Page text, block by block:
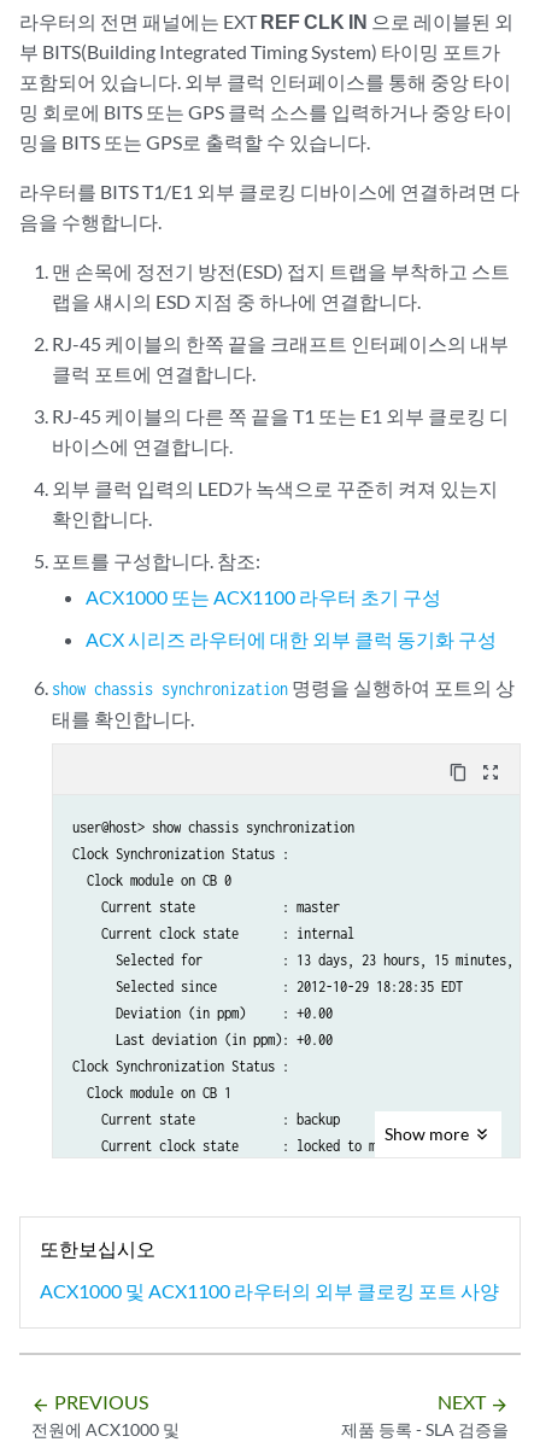
라우터의 전면 패널에는 EXTREF CLK IN 으로 레이블된 외
부 BITS(Building Integrated Timing System) 타이밍 포트가
포함되어 있습니다. 외부 클럭 인터페이스를 통해 중앙 타이
밍 회로에 BITS 또는 GPS 클럭 소스를 입력하거나 중앙 타이
밍을 BITS 또는 GPS로 출력할 수 있습니다.
라우터를 BITS T1/E1 외부 클로킹 디바이스에 연결하려면 다
음을 수행합니다.
맨 손목에 정전기 방전(ESD) 접지 트랩을 부착하고 스트
랩을 섀시의 ESD 지점 중 하나에 연결합니다.
RJ-45 케이블의 한쪽 끝을 크래프트 인터페이스의 내부
클럭 포트에 연결합니다.
RJ-45 케이블의 다른 쪽 끝을 T1 또는 E1 외부 클로킹 디
바이스에 연결합니다.
외부 클럭 입력의 LED가 녹색으로 꾸준히 켜져 있는지
확인합니다.
포트를 구성합니다. 참조:
ACX1000 또는 ACX1100 라우터 초기 구성
ACX 시리즈 라우터에 대한 외부 클럭 동기화 구성
show chassis synchronization 명령을 실행하여 포트의 상
태를 확인합니다.
content_copy zoom_out_map
user@host> show chassis synchronization
Clock Synchronization Status :
  Clock module on CB 0
    Current state            : master
    Current clock state      : internal
Selected for           : 13 days, 23 hours, 15 minutes, 17
      Selected since         : 2012-10-29 18:28:35 EDT
      Deviation (in ppm)     : +0.00
      Last deviation (in ppm): +0.00
Clock Synchronization Status :
  Clock module on CB 1
    Current state            : backup
    Current clock state      : locked to master CB
Show more
또한보십시오
ACX1000 및 ACX1100 라우터의 외부 클로킹 포트 사양
arrow_backward PREVIOUS
전원에 ACX1000 및
NEXT arrow_forward
제품 등록 - SLA 검증을